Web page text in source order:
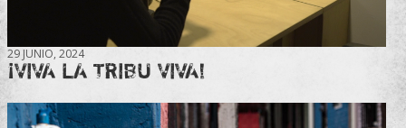
29 JUNIO, 2024
¡VIVA LA TRIBU VIVA!